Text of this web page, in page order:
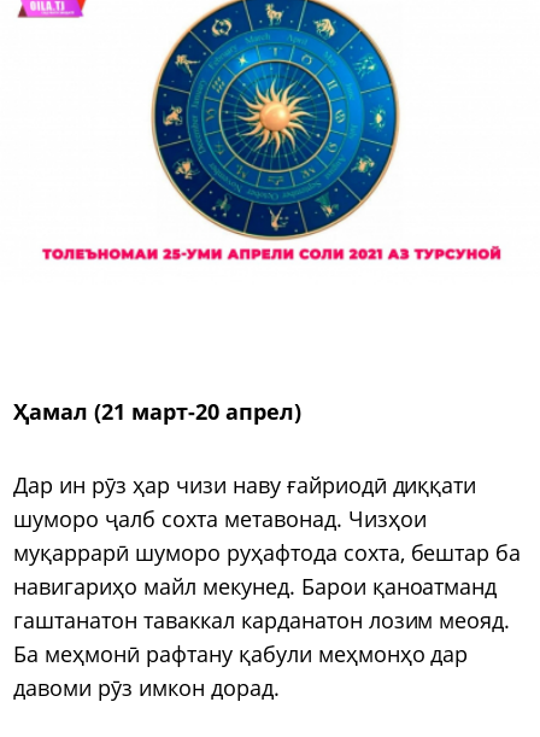
Ҳамал (21 март-20 апрел)
Дар ин рӯз ҳар чизи наву ғайриодӣ диққати
шуморо ҷалб сохта метавонад. Чизҳои
муқаррарӣ шуморо руҳафтода сохта, бештар ба
навигариҳо майл мекунед. Барои қаноатманд
гаштанатон таваккал карданатон лозим меояд.
Ба меҳмонӣ рафтану қабули меҳмонҳо дар
давоми рӯз имкон дорад.